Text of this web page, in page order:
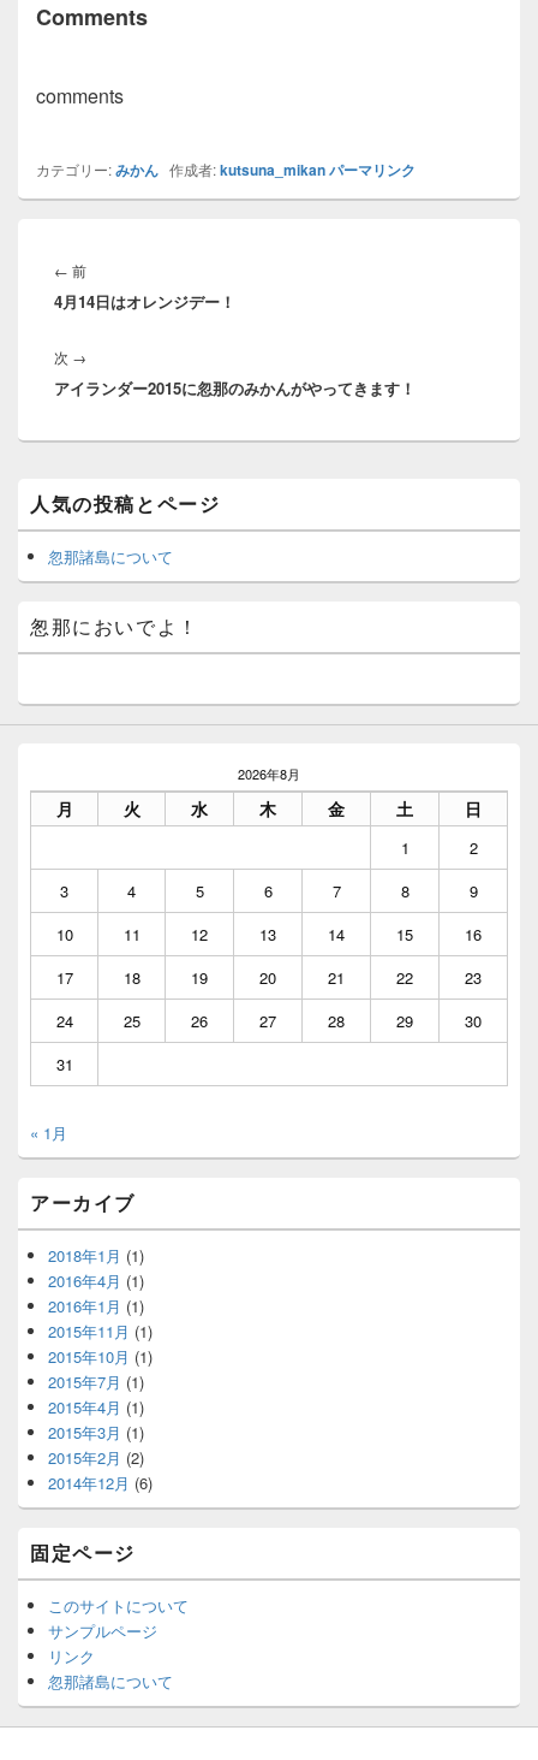
Comments
comments
カテゴリー:みかん 作成者:kutsuna_mikanパーマリンク
稿
ナ
ゲ
ー
シ
← 前前
の
4月14日はオレンジデー！
次 →
の
稿:
アイランダー2015に忽那のみかんがやってきます！
イ
ン
サ
イ
バ
ー
ウ
ジ
ェ
エ
ア
人気の投稿とページ
忽那諸島について
怱那においでよ！
2026年8月
月 火 水 木 金 土 日
1
2
3
4 5 6 7 8
9
10
11 12 13 14 15
16
17
18 19 20 21 22
23
24
25 26 27 28 29
30
31
« 1月
アーカイブ
2018年1月 (1)
2016年4月 (1)
2016年1月 (1)
2015年11月 (1)
2015年10月 (1)
2015年7月 (1)
2015年4月 (1)
2015年3月 (1)
2015年2月 (2)
2014年12月 (6)
固定ページ
このサイトについて
サンプルページ
リンク
忽那諸島について